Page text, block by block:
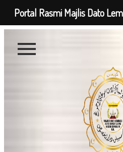
Portal Rasmi Majlis Dato